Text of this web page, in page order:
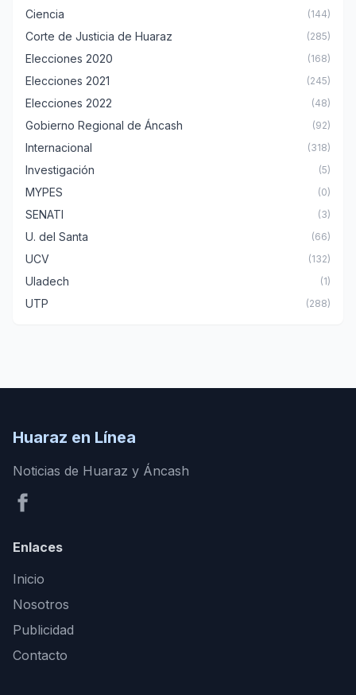
Ciencia (144)
Corte de Justicia de Huaraz (285)
Elecciones 2020 (168)
Elecciones 2021 (245)
Elecciones 2022 (48)
Gobierno Regional de Áncash (92)
Internacional (318)
Investigación (5)
MYPES (0)
SENATI (3)
U. del Santa (66)
UCV (132)
Uladech (1)
UTP (288)
Huaraz en Línea
Noticias de Huaraz y Áncash
Enlaces
Inicio
Nosotros
Publicidad
Contacto